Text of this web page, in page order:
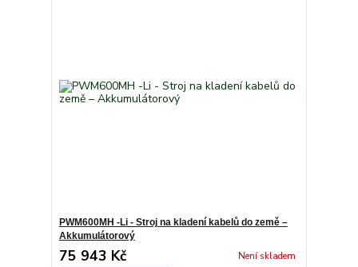
PWM600MH -Li - Stroj na kladení kabelů do země –
Akkumulátorový
75 943 Kč Není skladem